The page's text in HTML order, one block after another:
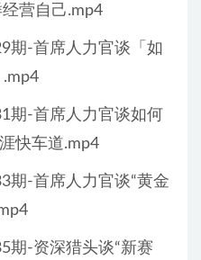
营自己.mp4
期-首席人力官谈「如
期-首席人力官谈如何
快车道.mp4
期-首席人力官谈“黄金
期-资深猎头谈“新赛